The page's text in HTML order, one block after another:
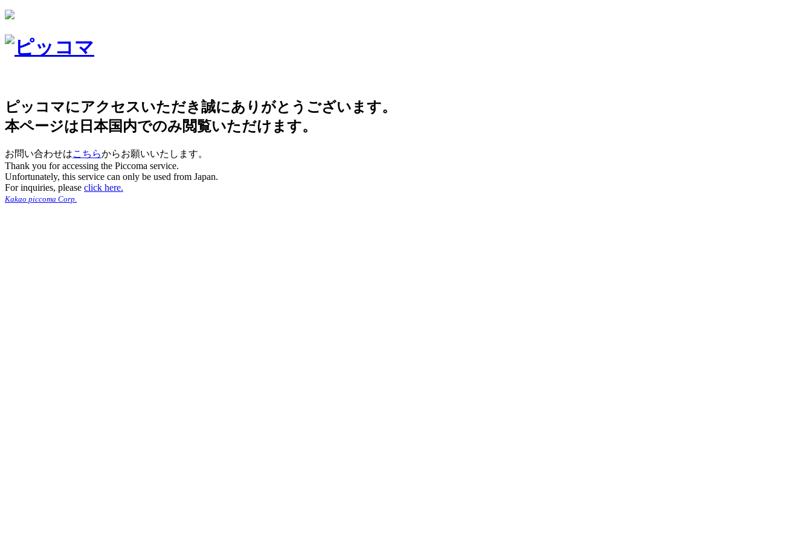
ピッコマにアクセスいただき誠にありがとうございます。
本ページは日本国内でのみ閲覧いただけます。
お問い合わせはこちらからお願いいたします。
Thank you for accessing the Piccoma service.
Unfortunately, this service can only be used from Japan.
For inquiries, please click here.
Kakao piccoma Corp.